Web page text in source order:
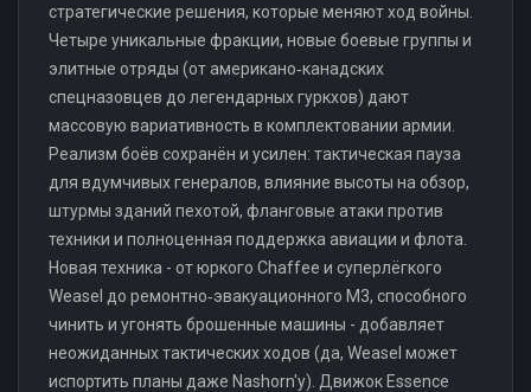
стратегические решения, которые меняют ход войны.
Четыре уникальные фракции, новые боевые группы и
элитные отряды (от американо‑канадских
спецназовцев до легендарных гуркхов) дают
массовую вариативность в комплектовании армии.
Реализм боёв сохранён и усилен: тактическая пауза
для вдумчивых генералов, влияние высоты на обзор,
штурмы зданий пехотой, фланговые атаки против
техники и полноценная поддержка авиации и флота.
Новая техника - от юркого Chaffee и суперлёгкого
Weasel до ремонтно‑эвакуационного M3, способного
чинить и угонять брошенные машины - добавляет
неожиданных тактических ходов (да, Weasel может
испортить планы даже Nashorn'у). Движок Essence